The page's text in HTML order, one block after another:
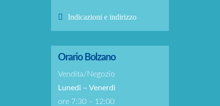
Indicazioni e indirizzo
Orario Bolzano
Vendita/Negozio
Lunedi – Venerdi
ore 7:30 – 12:00